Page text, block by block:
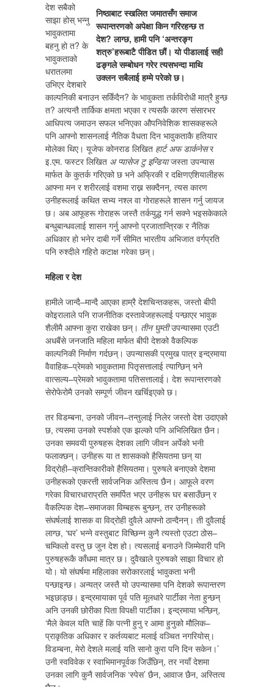
निष्ठाबाट स्खलित जमातसँग समाज
रूपान्तरणको अपेक्षा किन गरिरहन्छ त
देश? लाग्छ, हामी पनि ‘अन्तरङ्ग
शत्रु’हरूबाटै पीडित छौं। यो पीडालाई सही
ढङ्गले सम्बोधन गरेर त्यसभन्दा माथि
उक्लन सबैलाई हम्मे परेको छ।
देश सबैको
साझा होस् भन्नु
भावुकतामा
बहनु हो त? के
भावुकताको
धरातलमा
उभिएर देशबारे
काल्पनिकी बनाउन सकिँदैन? के भावुकता तर्कविरोधी मात्रै हुन्छ
त? अत्यन्तै तार्किक क्षमता भएका र त्यसकै कारण संसारभर
आधिपत्य जमाउन सफल भनिएका औपनिवेशिक शासकहरूले
पनि आफ्नो शासनलाई नैतिक वैधता दिन भावुकताकै हतियार
मोलेका थिए। यूजेफ कोनराड लिखित हार्ट अफ डार्कनेसर
इ.एम. फस्टर लिखित अ प्यासेज टु इन्डियाजस्ता उपन्यास
मार्फत के कुतर्क गरिएको छ भने अफ्रिकी र दक्षिणएशियालीहरू
आफ्ना मन र शरीरलाई वशमा राख्न सक्दैनन्, त्यस कारण
उनीहरूलाई कथित सभ्य नश्ल वा गोराहरूले शासन गर्नु जायज
छ। अब आफूहरू गोराहरू जस्तै तर्कयुद्ध गर्न सक्ने भइसकेकाले
बन्धुबान्धवलाई शासन गर्नु आफ्नो प्रजातान्त्रिक र नैतिक
अधिकार हो भनेर दाबी गर्ने सीमित भारतीय अभिजात वर्गप्रति
पनि रुश्दीले गहिरो कटाक्ष गरेका छन्।
महिला र देश
हामीले जान्दै–मान्दै आएका हाम्रै देशचिन्तकहरू, जस्तो बीपी
कोइरालाले पनि राजनीतिक दस्तावेजहरूलाई पन्छाएर भावुक
शैलीमै आफ्ना कुरा राखेका छन्। तीन घुम्तीउपन्यासमा एउटी
अधबैंसे जनजाति महिला मार्फत बीपी देशको वैकल्पिक
काल्पनिकी निर्माण गर्दछन्। उपन्यासकी प्रमुख पात्र इन्द्रमाया
वैवाहिक–प्रेमको भावुकतामा पितृसत्तालाई त्याग्छिन् भने
वात्सल्य–प्रेमको भावुकतामा पतिसत्तालाई। देश रूपान्तरणको
सेरोफेरोमै उनको सम्पूर्ण जीवन खर्चिइएको छ।
तर विडम्बना, उनको जीवन–तन्तुलाई निलेर जस्तो देश उदाएको
छ, त्यसमा उनको स्पर्शको एक झल्को पनि अभिलिखित छैन।
उनका समवयी पुरुषहरू देशका लागि जीवन अर्पेको भनी
फलाक्छन्। उनीहरू या त शासकको हैसियतमा छन् या
विद्रोही–क्रान्तिकारीको हैसियतमा। पुरुषले बनाएको देशमा
उनीहरूको एकरत्ती सार्वजनिक अस्तित्व छैन। आफूले वरण
गरेका विचारधाराप्रति समर्पित भएर उनीहरू घर बसाउँछन् र
वैकल्पिक देश–समाजका विम्बहरू बुन्छन्, तर उनीहरूको
संघर्षलाई शासक वा विद्रोही दुवैले आफ्नो ठान्दैनन्। ती दुवैलाई
लाग्छ, ‘घर’ भन्ने वस्तुबाट विच्छिन्न कुनै त्यस्तो एउटा ठोस–
चम्किलो वस्तु छ जुन देश हो। त्यसलाई बनाउने जिम्मेवारी पनि
पुरुषहरूकै काँधमा मात्र छ। दुवैखाले पुरुषको साझा विचार हो
यो। यो संघर्षमा महिलाका सरोकारलाई भावुकता भनी
पन्छाइन्छ। अन्यत्र जस्तै यो उपन्यासमा पनि देशको रूपान्तरण
भइछाड्छ। इन्द्रमायाका पूर्व पति मूलधारे पार्टीका नेता हुन्छन्
अनि उनकी छोरीका पिता विपक्षी पार्टीका। इन्द्रमाया भन्छिन्,
‘मैले केवल यति चाहें कि पत्नी हुनु र आमा हुनुको मौलिक–
प्राकृतिक अधिकार र कर्तव्यबाट मलाई वञ्चित नगरियोस्।
विडम्बना, मेरो देशले मलाई यति सानो कुरा पनि दिन सकेन।’
उनी स्वविवेक र स्वाभिमानपूर्वक जिउँछिन्, तर नयाँ देशमा
उनका लागि कुनै सार्वजनिक ‘स्पेस’ छैन, आवाज छैन, अस्तित्व